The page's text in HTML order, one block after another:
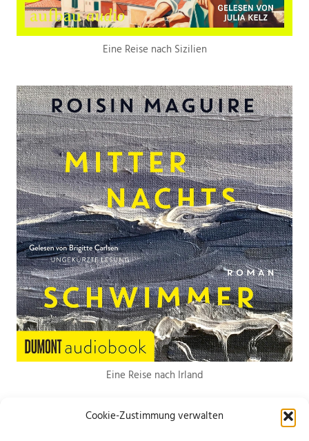
Cookie-Zustimmung verwalten
Eine Reise nach Sizilien
Eine Reise nach Irland